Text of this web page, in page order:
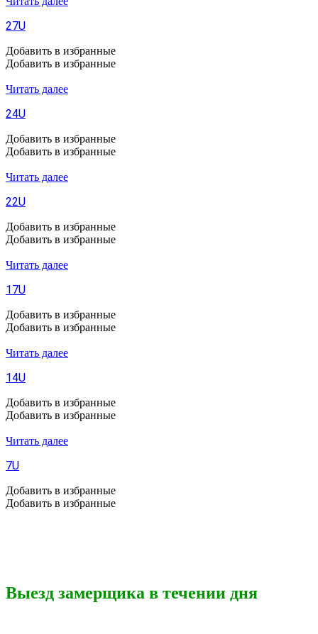
27U
Добавить в избранные
Добавить в избранные
Читать далее
24U
Добавить в избранные
Добавить в избранные
Читать далее
22U
Добавить в избранные
Добавить в избранные
Читать далее
17U
Добавить в избранные
Добавить в избранные
Читать далее
14U
Добавить в избранные
Добавить в избранные
Читать далее
7U
Добавить в избранные
Добавить в избранные
Выезд замерщика в течении дня